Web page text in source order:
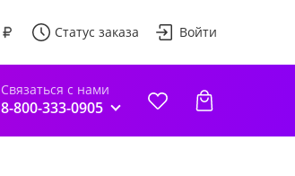
Статус заказа Войти
Связаться с нами
8-800-333-0905